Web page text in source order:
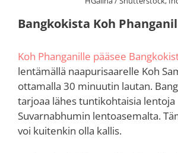
Bangkokista Koh
Koh Phanganille pääsee
lentämällä naapurisaarelle Koh
ottamalla 30 minuutin lautan.
tarjoaa lähes tuntikohtaisia lentoja
Suvarnabhumin lentoasemalta.
voi kuitenkin olla kallis.